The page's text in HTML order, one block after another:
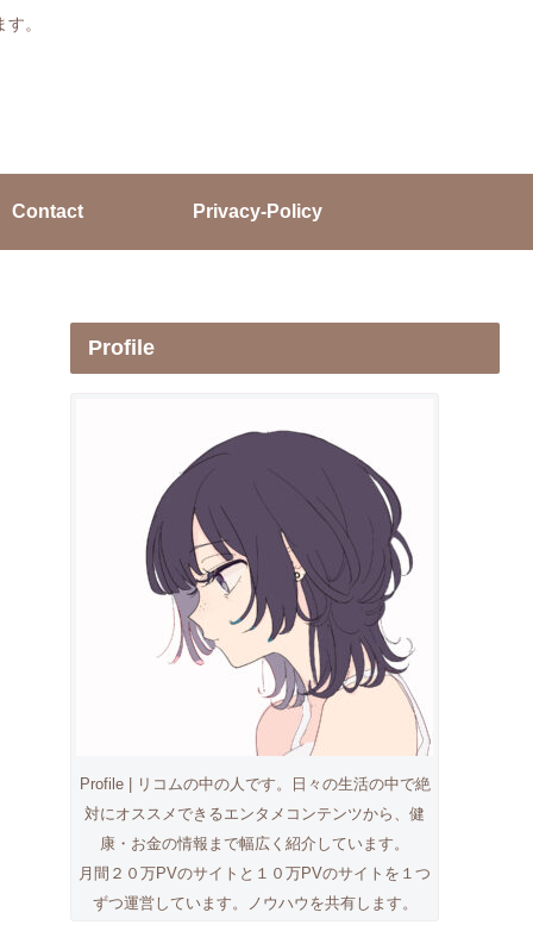
。
Contact Privacy-Policy
Profile
Profile | リコムの中の人です。日々の生活の中で絶
対にオススメできるエンタメコンテンツから、健
康・お金の情報まで幅広く紹介しています。
月間２０万PVのサイトと１０万PVのサイトを１つ
ずつ運営しています。ノウハウを共有します。